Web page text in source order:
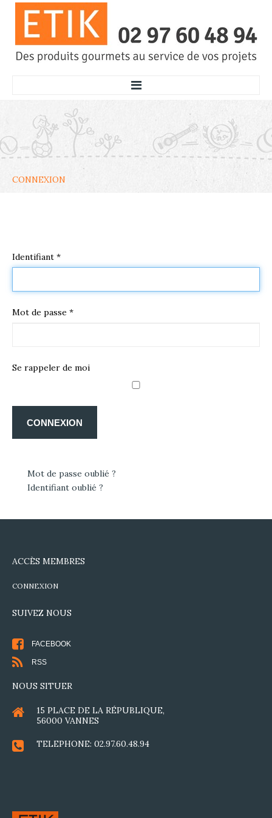
ACCUEIL
SERVICES
COMMENT ÇA MARCHE ?
CONSULTEZ LE CATALOGUE
ASSOCIATIONS
OPÉRATION BRIOCHES
FAQS
CONTACT
CONNEXION
Identifiant *
Mot de passe *
Se rappeler de moi
CONNEXION
Mot de passe oublié ?
Identifiant oublié ?
ACCÈS MEMBRES
CONNEXION
SUIVEZ NOUS
FACEBOOK
RSS
NOUS SITUER
15 PLACE DE LA RÉPUBLIQUE,
56000 VANNES
TELEPHONE: 02.97.60.48.94